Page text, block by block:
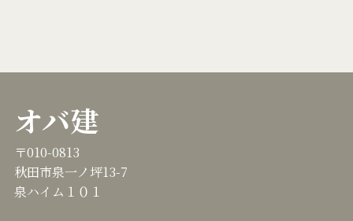
オバ建
〒010-0813
秋田市泉一ノ坪13-7
泉ハイム１０１